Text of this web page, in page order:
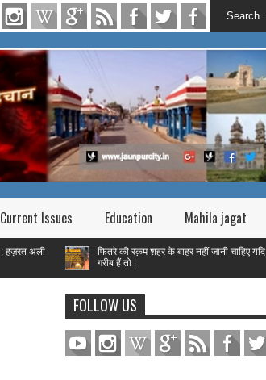
Current Issues Education Mahila jagat
फितरे की रक़म शहर के बाहर नहीं जानी चाहिए यदि आपके शहर में
गरीब हैं तो |
FOLLOW US